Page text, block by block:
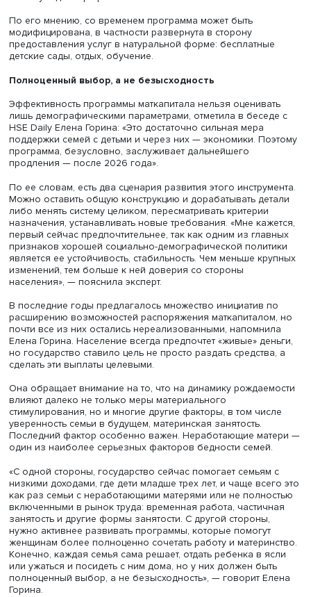
рождаемости. Финансирование по программе следует
рассматривать как инвестиции в человеческий капитал,
которым можно добавить и инвестиции в отдельные
экономики (строительство, образование), и результаты
сферах также следует учитывать при оценке
«Речь идет о сложной форме человеческого
репродуктивном поведении. Менялось действие многих
факторов, менялась среда и поколения матерей», —
подчеркивает Михаил Денисенко. Сегодня программа
материнского капитала сдерживает дальнейшее
рождаемости, начавшееся после 2017 года. С этой
Многие семьи учитывают эту меру поддержки, когда
принимают решение о сроках рождения ребенка.
программы может спровоцировать откладывание
части населения с последующим отказом от рождения
прежде всего вторых и последующих», — считает
Института демографии НИУ ВШЭ.
По его мнению, со временем программа может быть
модифицирована, в частности развернута в сторону
предоставления услуг в натуральной форме:
детские сады, отдых, обучение.
Полноценный выбор, а не безысходность
Эффективность программы маткапитала нельзя
лишь демографическими параметрами, отметила в
HSE Daily Елена Горина: «Это достаточно сильная мера
поддержки семей с детьми и через них — экономики.
программа, безусловно, заслуживает дальнейшего
продления — после 2026 года».
По ее словам, есть два сценария развития этого
Можно оставить общую конструкцию и дорабатывать
либо менять систему целиком, пересматривать критерии
назначения, устанавливать новые требования. «Мне
первый сейчас предпочтительнее, так как одним из
признаков хорошей социально-демографической
является ее устойчивость, стабильность. Чем меньше
изменений, тем больше к ней доверия со стороны